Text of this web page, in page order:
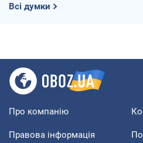
Всі думки
Про компанію
Правова інформація